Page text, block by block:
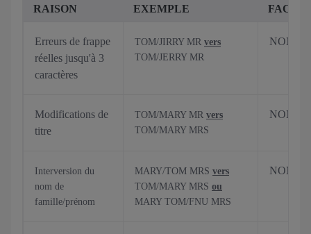
RAISON EXEMPLE
Erreurs de frappe
réelles jusqu'à 3
caractères
TOM/JIRRY MR vers
TOM/JERRY MR
NON
Modifications de
titre
TOM/MARY MR vers
TOM/MARY MRS
NON
Interversion du
nom de
famille/prénom
MARY/TOM MRS vers
TOM/MARY MRS ou
MARY TOM/FNU MRS
NON